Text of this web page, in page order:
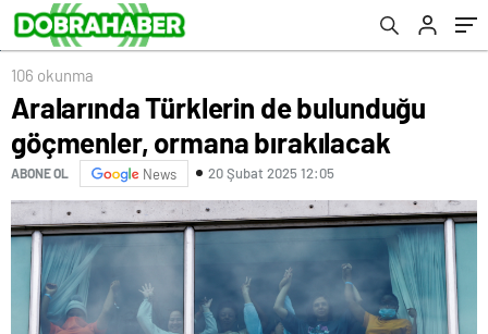
106 okunma
Aralarında Türklerin de bulunduğu
göçmenler, ormana bırakılacak
ABONE OL News 20 Şubat 2025 12:05